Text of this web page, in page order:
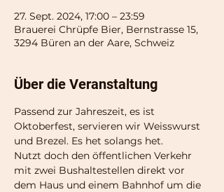
27. Sept. 2024, 17:00 – 23:59
Brauerei Chrüpfe Bier, Bernstrasse 15,
3294 Büren an der Aare, Schweiz
Über die Veranstaltung
Passend zur Jahreszeit, es ist
Oktoberfest, servieren wir Weisswurst
und Brezel. Es het solangs het.
Nutzt doch den öffentlichen Verkehr
mit zwei Bushaltestellen direkt vor
dem Haus und einem Bahnhof um die